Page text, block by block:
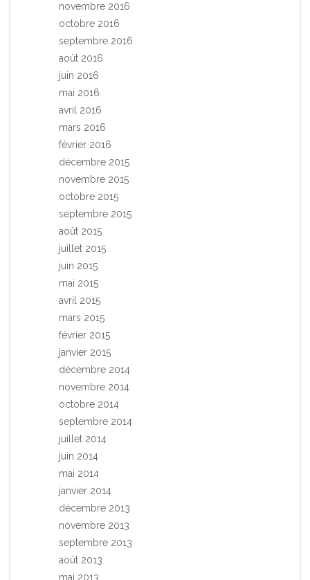
novembre 2016
octobre 2016
septembre 2016
août 2016
juin 2016
mai 2016
avril 2016
mars 2016
février 2016
décembre 2015
novembre 2015
octobre 2015
septembre 2015
août 2015
juillet 2015
juin 2015
mai 2015
avril 2015
mars 2015
février 2015
janvier 2015
décembre 2014
novembre 2014
octobre 2014
septembre 2014
juillet 2014
juin 2014
mai 2014
janvier 2014
décembre 2013
novembre 2013
septembre 2013
août 2013
mai 2013